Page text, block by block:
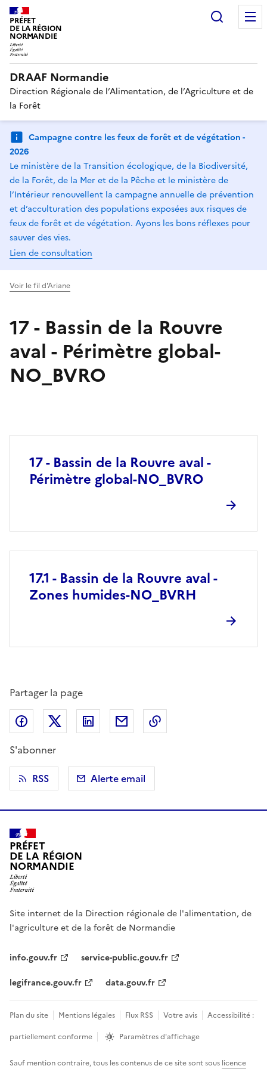
PRÉFET
DE LA RÉGION
NORMANDIE
DRAAF Normandie
Direction Régionale de l’Alimentation, de l’Agriculture et de
la Forêt
Campagne contre les feux de forêt et de végétation -
2026
Le ministère de la Transition écologique, de la Biodiversité,
de la Forêt, de la Mer et de la Pêche et le ministère de
l’Intérieur renouvellent la campagne annuelle de prévention
et d’acculturation des populations exposées aux risques de
feux de forêt et de végétation. Ayons les bons réflexes pour
sauver des vies.
Lien de consultation
Voir le fil d'Ariane
17 - Bassin de la Rouvre
aval - Périmètre global-
NO_BVRO
17 - Bassin de la Rouvre aval -
Périmètre global-NO_BVRO
17.1 - Bassin de la Rouvre aval -
Zones humides-NO_BVRH
Partager la page
Partager sur Facebook
Partager sur X (anciennement Twitter)
Partager sur LinkedIn
Partager par email
S'abonner
RSS
Alerte email
PRÉFET
DE LA RÉGION
NORMANDIE
Site internet de la Direction régionale de l'alimentation, de
l'agriculture et de la forêt de Normandie
info.gouv.fr
service-public.gouv.fr
legifrance.gouv.fr
data.gouv.fr
Plan du site Mentions légales Flux RSS Votre avis
Accessibilité :
partiellement conforme
Paramètres d'affichage
Sauf mention contraire, tous les contenus de ce site sont sous licence